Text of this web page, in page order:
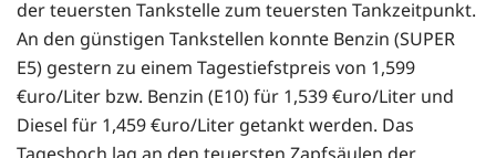
der teuersten Tankstelle zum teuersten Tankzeitpunkt.
An den günstigen Tankstellen konnte Benzin (SUPER
E5) gestern zu einem Tagestiefstpreis von 1,599
€uro/Liter bzw. Benzin (E10) für 1,539 €uro/Liter und
Diesel für 1,459 €uro/Liter getankt werden. Das
Tageshoch lag an den teuersten Zapfsäulen der